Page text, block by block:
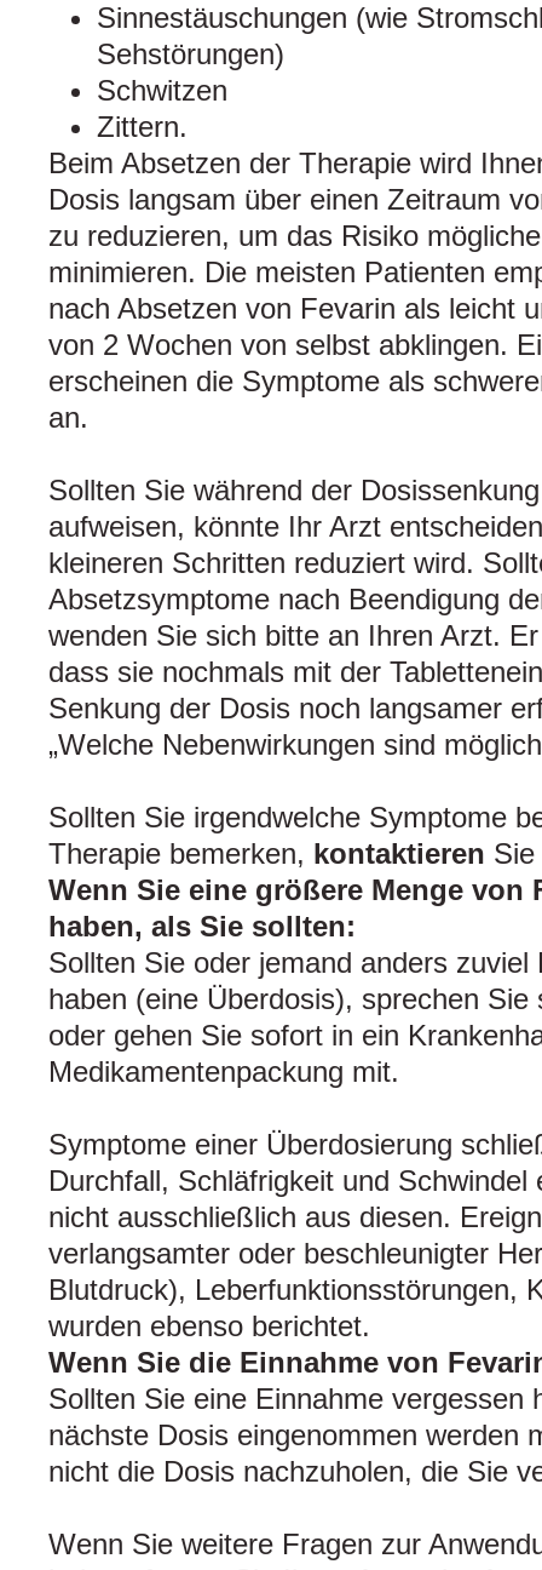
Sinnestäuschungen (wie
Sehstörungen)
Schwitzen
Zittern.
Beim Absetzen der Therapie wird
Dosis langsam über einen Zeitraum
zu reduzieren, um das Risiko
minimieren. Die meisten Patienten
nach Absetzen von Fevarin als leicht
von 2 Wochen von selbst abklingen.
erscheinen die Symptome als
an.
Sollten Sie während der
aufweisen, könnte Ihr Arzt
kleineren Schritten reduziert wird.
Absetzsymptome nach Beendigung
wenden Sie sich bitte an Ihren Arzt.
dass sie nochmals mit der
Senkung der Dosis noch langsamer
„Welche Nebenwirkungen sind
Sollten Sie irgendwelche Symptome
Therapie bemerken, kontaktieren
Wenn Sie eine größere Menge von
haben, als Sie sollten:
Sollten Sie oder jemand anders zuviel
haben (eine Überdosis), sprechen
oder gehen Sie sofort in ein
Medikamentenpackung mit.
Symptome einer Überdosierung
Durchfall, Schläfrigkeit und Schwindel
nicht ausschließlich aus diesen.
verlangsamter oder beschleunigter
Blutdruck), Leberfunktionsstörungen,
wurden ebenso berichtet.
Wenn Sie die Einnahme von
Sollten Sie eine Einnahme vergessen
nächste Dosis eingenommen werden
nicht die Dosis nachzuholen, die Sie
Wenn Sie weitere Fragen zur